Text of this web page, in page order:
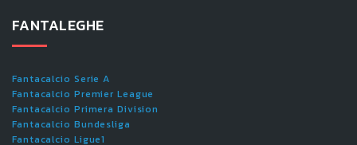
FANTALEGHE
Fantacalcio Serie A
Fantacalcio Premier League
Fantacalcio Primera Division
Fantacalcio Bundesliga
Fantacalcio Ligue1